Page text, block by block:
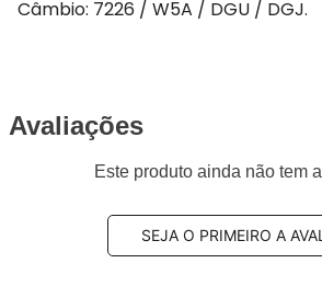
Câmbio: 7226 / W5A / DGU / DGJ.
Avaliações
Este produto ainda não tem
SEJA O PRIMEIRO A